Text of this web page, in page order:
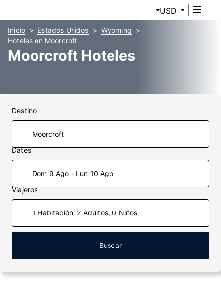
USD
Inicio Estados Unidos
Wyoming
Hoteles en Moorcroft
Moorcroft Hoteles
Destino
Dates
Dom 9 Ago - Lun 10 Ago
Viajeros
1 Habitación, 2 Adultos, 0 Niños
Buscar